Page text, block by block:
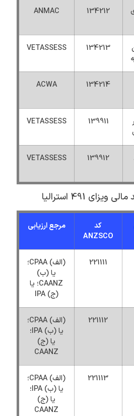
134212
ANMAC
134213
VETASSESS
134214
ACWA
139911
VETASSESS
139912
VETASSESS
491 استرالیا
کد
ANZSCO
مرجع ارزیابی
221111
(الف) CPAA؛
یا (ب)
CAANZ؛ یا
(ج) IPA
221112
(الف) CPAA؛
یا (ب) IPA؛
یا (ج)
CAANZ
221113
(الف) CPAA؛
یا (ب) IPA؛
یا (ج)
CAANZ